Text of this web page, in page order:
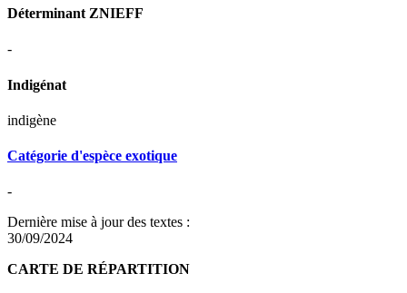
Déterminant ZNIEFF
-
Indigénat
indigène
Catégorie d'espèce exotique
-
Dernière mise à jour des textes :
30/09/2024
CARTE DE RÉPARTITION